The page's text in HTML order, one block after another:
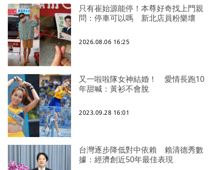
只有崔始源能停！本尊好奇找上門親
問：停車可以嗎 新北店員粉樂壞
2026.08.06 16:25
又一啦啦隊女神結婚！ 愛情長跑10
年甜喊：黃衫不會脫
2023.09.28 16:01
台灣逐步降低對中依賴 賴清德秀數
據：經濟創近50年最佳表現